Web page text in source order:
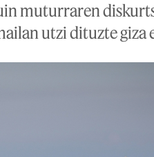
muturraren
utzi dituzte giza